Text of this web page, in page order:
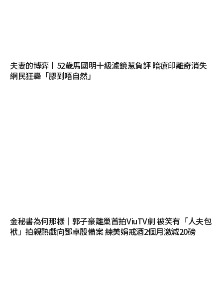
夫妻的博弈丨52歲馬國明十級濾鏡惹負評 暗瘡印離奇消失
網民狂轟「膠到唔自然」
金秘書為何那樣｜郭子豪離巢首拍ViuTV劇 被笑有「人夫包
袱」拍親熱戲向鄧卓殷備案 練美娟戒酒2個月激減20磅